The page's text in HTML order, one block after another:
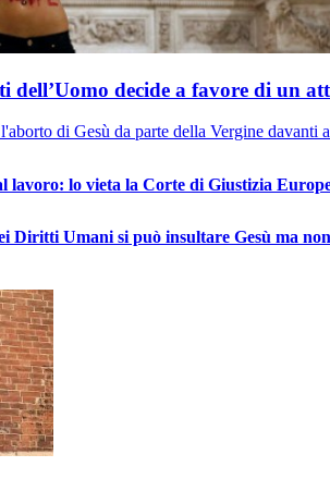
decide a favore di un
di Gesù da parte della Vergine davanti
lavoro: lo vieta la Corte di Giustizia
Diritti Umani si può insultare Gesù ma